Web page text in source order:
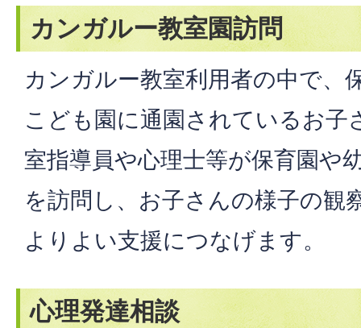
カンガルー教室園訪問
カンガルー教室利用者の中で、
こども園に通園されているお子
室指導員や心理士等が保育園や
を訪問し、お子さんの様子の観
よりよい支援につなげます。
心理発達相談